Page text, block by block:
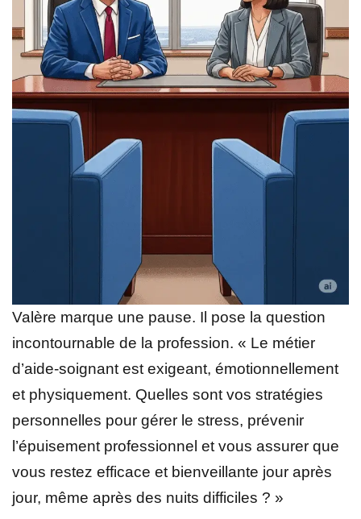
Valère marque une pause. Il pose la question
incontournable de la profession. « Le métier
d’aide-soignant est exigeant, émotionnellement
et physiquement. Quelles sont vos stratégies
personnelles pour gérer le stress, prévenir
l’épuisement professionnel et vous assurer que
vous restez efficace et bienveillante jour après
jour, même après des nuits difficiles ? »